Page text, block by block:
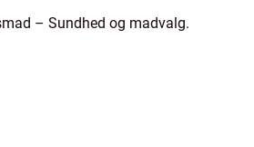
– Sundhed og madvalg.